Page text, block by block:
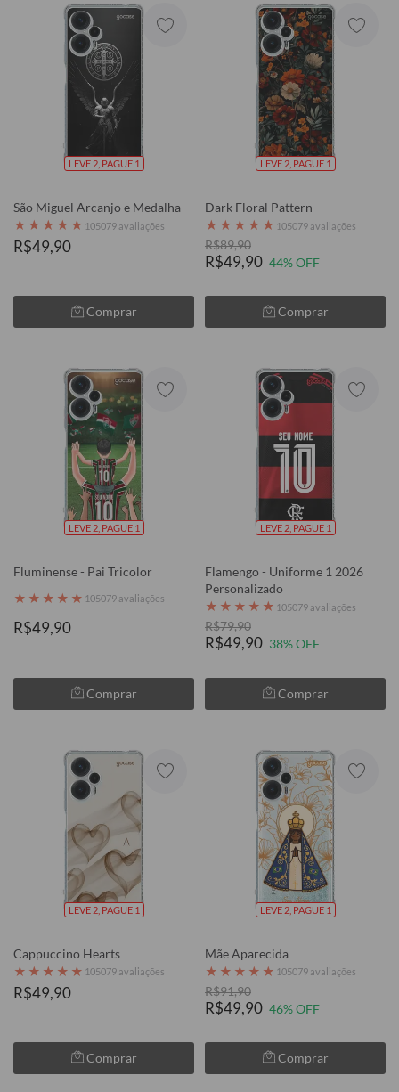
LEVE 2, PAGUE 1
São Miguel Arcanjo e Medalha
★ ★ ★ ★ ★ 105079 avaliações
R$49,90
Comprar
LEVE 2, PAGUE 1
Dark Floral Pattern
★ ★ ★ ★ ★ 105079 avaliações
R$89,90
R$49,90 44% OFF
Comprar
LEVE 2, PAGUE 1
Fluminense - Pai Tricolor
★ ★ ★ ★ ★ 105079 avaliações
R$49,90
Comprar
LEVE 2, PAGUE 1
Flamengo - Uniforme 1 2026
Personalizado
★ ★ ★ ★ ★ 105079 avaliações
R$79,90
R$49,90 38% OFF
Comprar
LEVE 2, PAGUE 1
Cappuccino Hearts
★ ★ ★ ★ ★ 105079 avaliações
R$49,90
Comprar
LEVE 2, PAGUE 1
Mãe Aparecida
★ ★ ★ ★ ★ 105079 avaliações
R$91,90
R$49,90 46% OFF
Comprar